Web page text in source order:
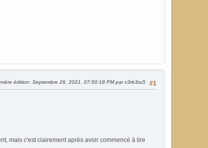
#1
édition: Septembre 26, 2021, 07:50:18 PM par c3rb3ru5
mais c'est clairement après avoir commencé à lire